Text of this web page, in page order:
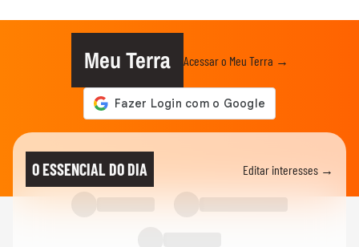
Meu Terra Acessar o Meu Terra →
O ESSENCIAL DO DIA Editar interesses →